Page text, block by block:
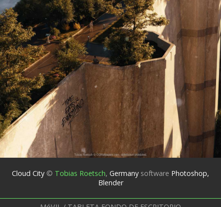
Cloud City © Tobias Roetsch, Germany software Photoshop,
Blender